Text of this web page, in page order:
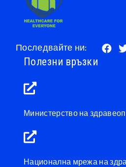
Последвайте ни:
Полезни връзки
Министерство на
Национална мрежа на